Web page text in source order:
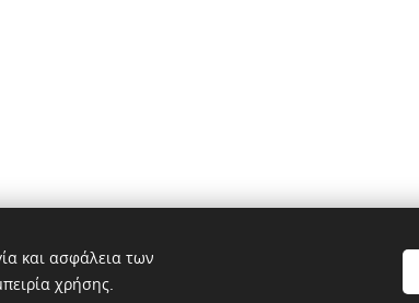
και ασφάλεια των
χρήσης.